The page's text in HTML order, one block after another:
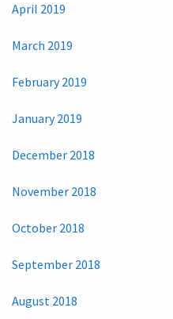
April 2019
March 2019
February 2019
January 2019
December 2018
November 2018
October 2018
September 2018
August 2018